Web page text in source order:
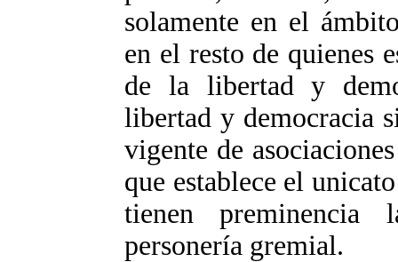
solamente en el
en el resto de quienes
de la libertad y
libertad y democracia
vigente de
que establece el
tienen preminencia
personería gremial.